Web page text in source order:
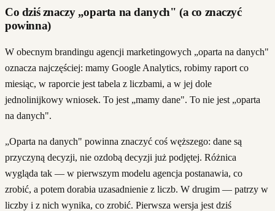
Co dziś znaczy „oparta na danych" (a co znaczyć
powinna)
W obecnym brandingu agencji marketingowych „oparta na danych"
oznacza najczęściej: mamy Google Analytics, robimy raport co
miesiąc, w raporcie jest tabela z liczbami, a w jej dole
jednolinijkowy wniosek. To jest „mamy dane". To nie jest „oparta
na danych".
„Oparta na danych" powinna znaczyć coś węższego: dane są
przyczyną decyzji, nie ozdobą decyzji już podjętej. Różnica
wygląda tak — w pierwszym modelu agencja postanawia, co
zrobić, a potem dorabia uzasadnienie z liczb. W drugim — patrzy w
liczby i z nich wynika, co zrobić. Pierwsza wersja jest dziś